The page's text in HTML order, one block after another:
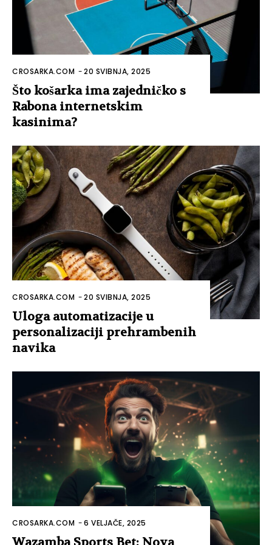
CROSARKA.COM -20 SVIBNJA, 2025
Što košarka ima zajedničko s
Rabona internetskim
kasinima?
CROSARKA.COM -20 SVIBNJA, 2025
Uloga automatizacije u
personalizaciji prehrambenih
navika
CROSARKA.COM -6 VELJAČE, 2025